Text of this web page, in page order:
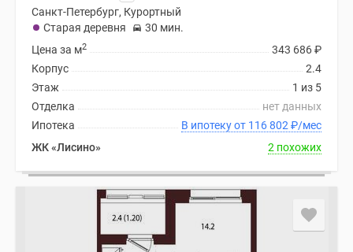
Санкт-Петербург, Курортный
Старая деревня
30 мин.
343 686₽
Цена за м2
2.4
Корпус
1 из 5
Этаж
нет данных
Отделка
В ипотеку от 116 802 ₽/мес
Ипотека
ЖК «Лисино»
2 похожих